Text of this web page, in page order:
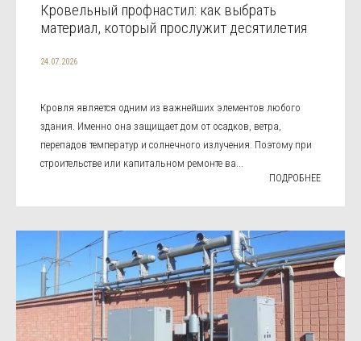
Кровельный профнастил: как выбрать
материал, который прослужит десятилетия
24.07.2026
Кровля является одним из важнейших элементов любого
здания. Именно она защищает дом от осадков, ветра,
перепадов температур и солнечного излучения. Поэтому при
строительстве или капитальном ремонте ва...
ПОДРОБНЕЕ